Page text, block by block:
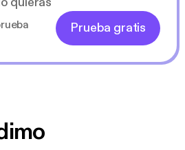
Prueba gratis